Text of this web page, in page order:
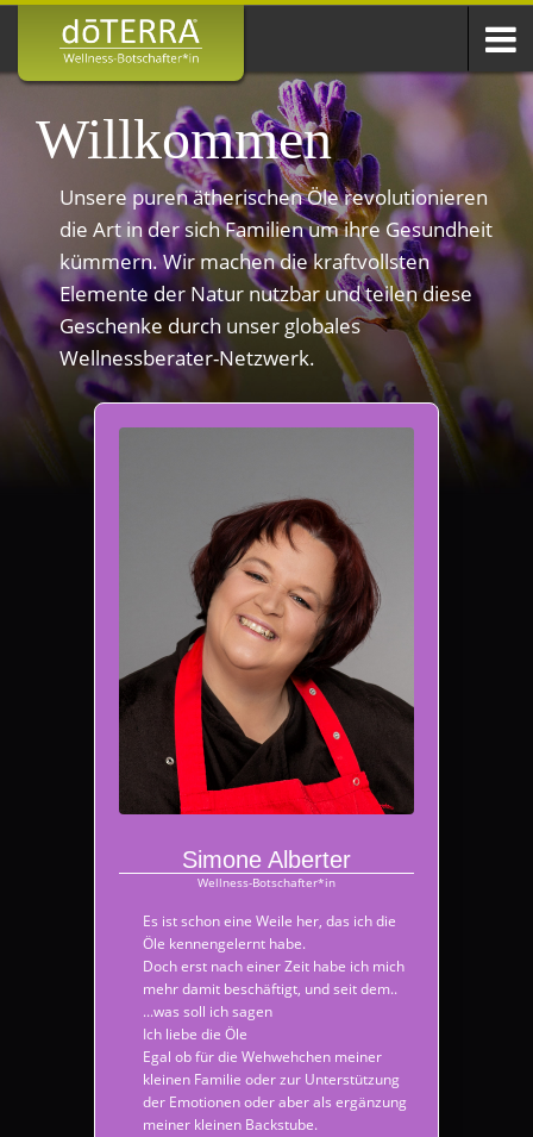
Willkommen
Unsere puren ätherischen Öle revolutionieren
die Art in der sich Familien um ihre Gesundheit
kümmern. Wir machen die kraftvollsten
Elemente der Natur nutzbar und teilen diese
Geschenke durch unser globales
Wellnessberater-Netzwerk.
Simone Alberter
Wellness-Botschafter*in
Es ist schon eine Weile her, das ich die
Öle kennengelernt habe.
Doch erst nach einer Zeit habe ich mich
mehr damit beschäftigt, und seit dem..
...was soll ich sagen
Ich liebe die Öle
Egal ob für die Wehwehchen meiner
kleinen Familie oder zur Unterstützung
der Emotionen oder aber als ergänzung
meiner kleinen Backstube.